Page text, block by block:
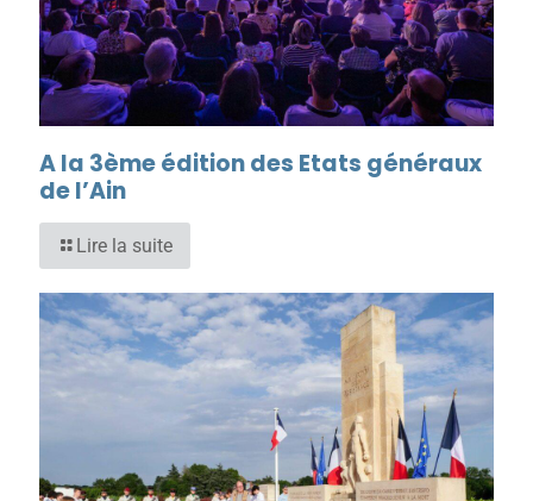
A la 3ème édition des Etats généraux
de l’Ain
Lire la suite